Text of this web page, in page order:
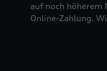
auf noch höherem
Online-Zahlung.